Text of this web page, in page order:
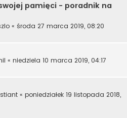
pamięci - poradnik na
« środa 27 marca 2019, 08:20
« niedziela 10 marca 2019, 04:17
« poniedziałek 19 listopada 2018,